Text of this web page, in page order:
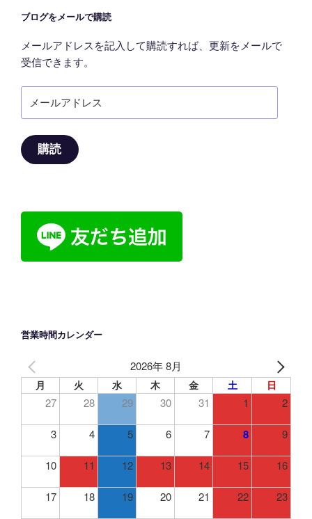
ブログをメールで購読
メールアドレスを記入して購読すれば、更新をメールで
受信できます。
ー
ア
ド
購読
営業時間カレンダー
2026年 8月
月 火 水 木 金 土 日
27 28 29 30 31 1 2
3 4 5 6 7 8 9
10 11 12 13 14 15 16
17 18 19 20 21 22 23